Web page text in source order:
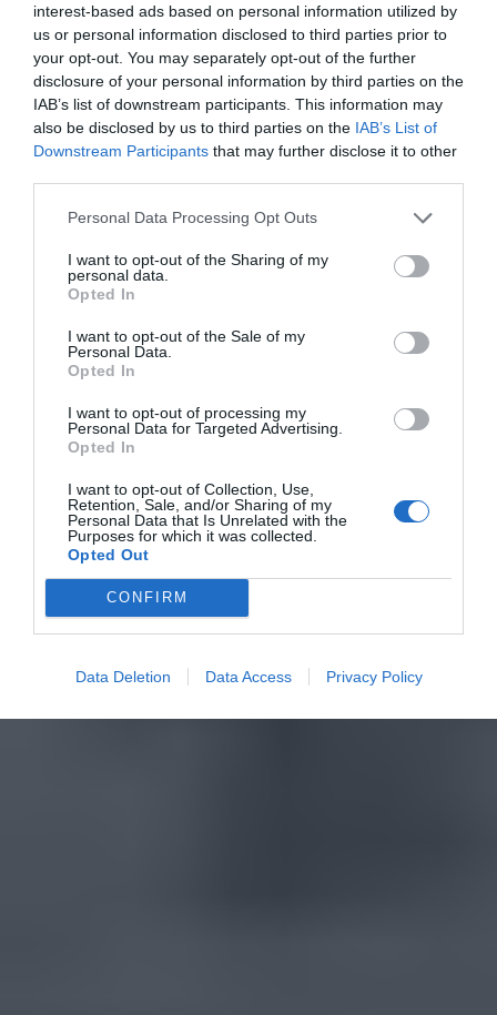
interest-based ads based on personal information utilized by
us or personal information disclosed to third parties prior to
your opt-out. You may separately opt-out of the further
disclosure of your personal information by third parties on the
IAB’s list of downstream participants. This information may
also be disclosed by us to third parties on the IAB’s List of
Downstream Participants that may further disclose it to other
Personal Data Processing Opt Outs
I want to opt-out of the Sharing of my
personal data.
Opted In
I want to opt-out of the Sale of my
Personal Data.
Opted In
I want to opt-out of processing my
Personal Data for Targeted Advertising.
Opted In
I want to opt-out of Collection, Use,
Retention, Sale, and/or Sharing of my
Personal Data that Is Unrelated with the
Purposes for which it was collected.
Opted Out
CONFIRM
Data Deletion Data Access Privacy Policy